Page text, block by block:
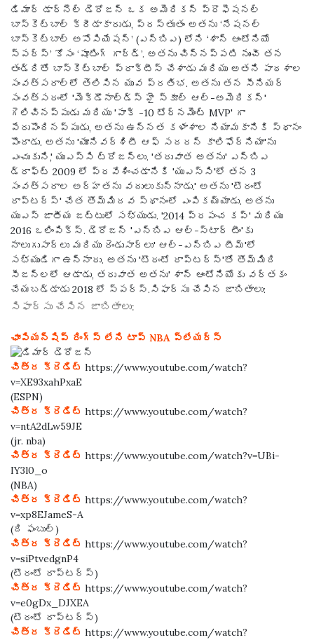
డిమార్ డార్నెల్ డెరోజన్ ఒక అమెరికన్ ప్రొఫెషనల్
బాస్కెట్‌బాల్ క్రీడాకారుడు, ప్రస్తుతం అతను ‘నేషనల్
బాస్కెట్‌బాల్ అసోసియేషన్’ (ఎన్‌బిఎ) లోని ‘శాన్ ఆంటోనియో
స్పర్స్’ కోసం ‘షూటింగ్ గార్డ్’. అతను చిన్నప్పటి నుంచీ తన
తండ్రితో బాస్కెట్‌బాల్ ప్రాక్టీస్ చేశాడు మరియు అతని పాఠశాల
సంవత్సరాల్లో తెలిసిన యువ ప్రతిభ. అతను తన సీనియర్
సంవత్సరంలో 'మెక్‌డొనాల్డ్స్ హై స్కూల్ ఆల్-అమెరికన్'
గెలిచినప్పుడు మరియు 'పాక్ -10 టోర్నమెంట్ MVP' గా
పేరుపొందినప్పుడు, అతను ఉన్నత కళాశాల నియామకానికి స్థానం
పొందాడు. అతను 'యూనివర్శిటీ ఆఫ్ సదరన్ కాలిఫోర్నియా'ను
ఎంచుకుని,' యుఎస్సి ట్రోజన్లు. 'తరువాత అతను' ఎన్బిఎ
డ్రాఫ్ట్ 2009 లో ప్రవేశించడానికి 'యుఎస్సి'లో తన 3
సంవత్సరాల అర్హతను వదులుకున్నాడు.' అతను 'టొరంటో
రాప్టర్స్' చేత తొమ్మిదవ స్థానంలో ఎంపికయ్యాడు. అతను
యుఎస్ జాతీయ జట్టులో సభ్యుడు. '2014 ప్రపంచ కప్' మరియు
2016 ఒలింపిక్స్. డెరోజన్ 'ఎన్బిఎ ఆల్-స్టార్ టీం'కు
నాలుగుసార్లు మరియు రెండుసార్లు' ఆల్-ఎన్బిఎ టీమ్'లో
సభ్యుడిగా ఉన్నారు. అతను 'టొరంటో రాప్టర్స్'తో తొమ్మిది
సీజన్లలో ఆడాడు, తరువాత అతను' శాన్ ఆంటోనియోకు వర్తకం
చేయబడ్డాడు 2018 లో స్పర్స్.సిఫార్సు చేసిన జాబితాలు:
సిఫార్సు చేసిన జాబితాలు:
ఛాంపియన్‌షిప్ రింగ్స్ లేని టాప్ NBA ప్లేయర్స్
చిత్ర క్రెడిట్ https://www.youtube.com/watch?
v=XE93xahPxaE
(ESPN)
చిత్ర క్రెడిట్ https://www.youtube.com/watch?
v=ntA2dLw59JE
(jr. nba)
చిత్ర క్రెడిట్ https://www.youtube.com/watch?v=UBi-
IY3l0_o
(NBA)
చిత్ర క్రెడిట్ https://www.youtube.com/watch?
v=xp8EJameS-A
(ది ఫంబుల్)
చిత్ర క్రెడిట్ https://www.youtube.com/watch?
v=siPtvedgnP4
(టొరంటో రాప్టర్స్)
చిత్ర క్రెడిట్ https://www.youtube.com/watch?
v=e0gDx_DJXEA
(టొరంటో రాప్టర్స్)
చిత్ర క్రెడిట్ https://www.youtube.com/watch?